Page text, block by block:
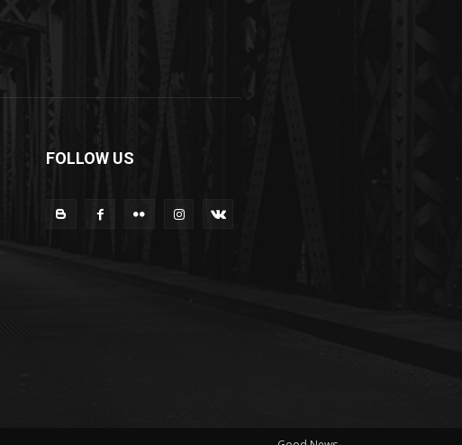
FOLLOW US